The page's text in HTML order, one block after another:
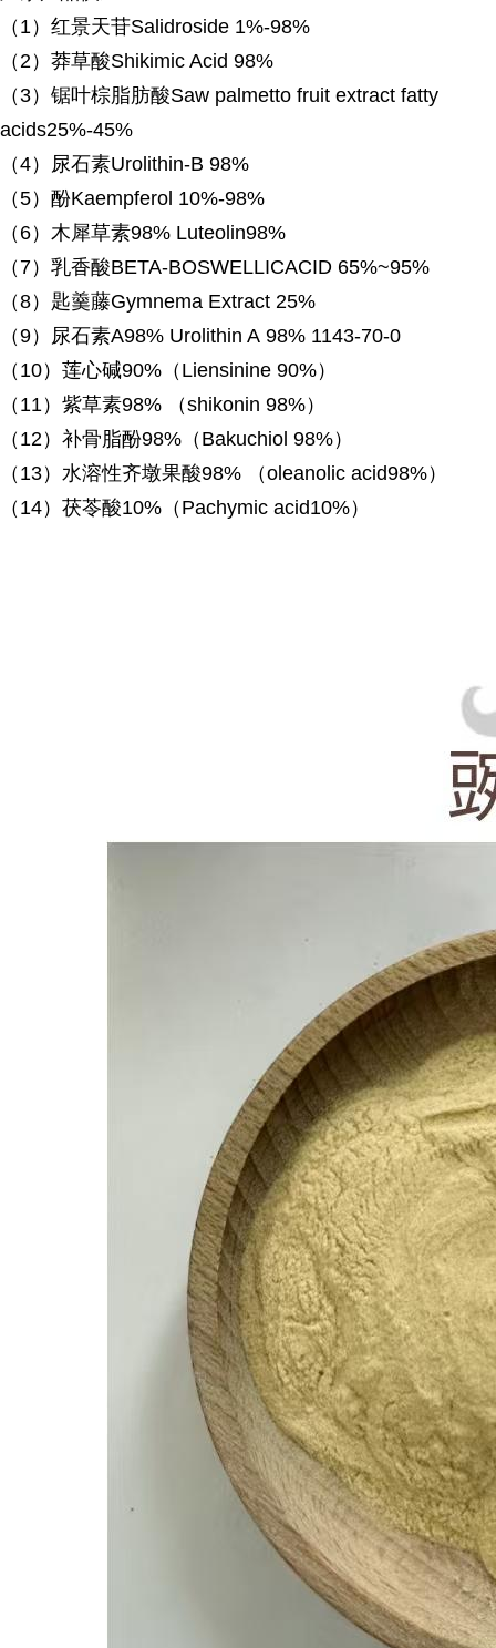
（ 1）红景天苷Salidroside 1%-98%
（2）莽草酸Shikimic Acid 98%
（3）锯叶棕脂肪酸Saw palmetto fruit extract fatty
acids25%-45%
（4）尿石素Urolithin-B 98%
（5）酚Kaempferol 10%-98%
（ 6）木犀草素98% Luteolin98%
（ 7）乳香酸BETA-BOSWELLICACID 65%~95%
（8）匙羹藤Gymnema Extract 25%
（9）尿石素A98% Urolithin A 98% 1143-70-0
（ 10）莲心碱90%（Liensinine 90%）
（ 11）紫草素98% （shikonin 98%）
（ 12）补骨脂酚98%（Bakuchiol 98%）
（ 13）水溶性齐墩果酸98% （oleanolic acid98%）
（ 14）茯苓酸10%（Pachymic acid10%）